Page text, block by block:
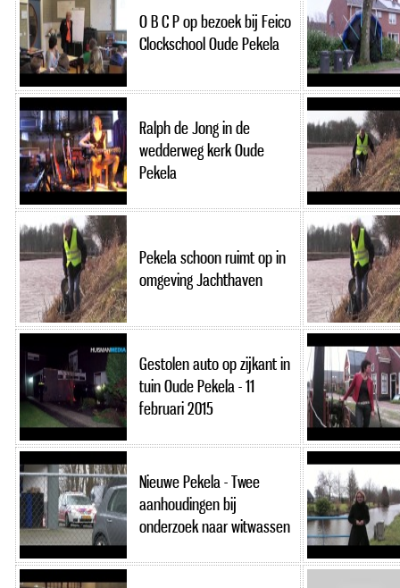
O B C P op bezoek bij Feico
Clockschool Oude Pekela
Ralph de Jong in de
wedderweg kerk Oude
Pekela
Pekela schoon ruimt op in
omgeving Jachthaven
Gestolen auto op zijkant in
tuin Oude Pekela - 11
februari 2015
Nieuwe Pekela - Twee
aanhoudingen bij
onderzoek naar witwassen